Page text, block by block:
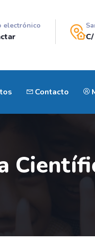
electrónico
Contacto